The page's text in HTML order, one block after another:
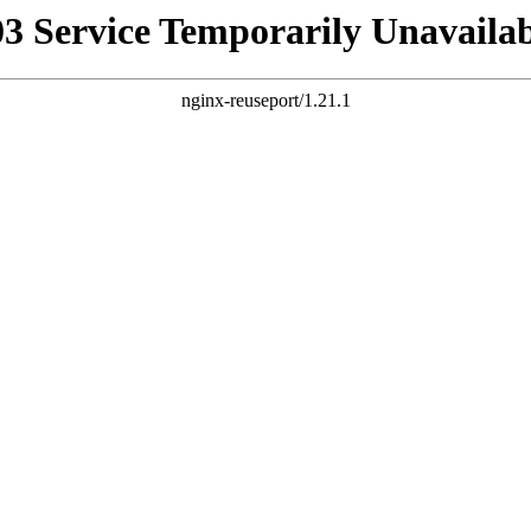
Service Temporarily
nginx-reuseport/1.21.1